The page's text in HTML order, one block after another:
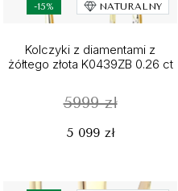
-15% NATURALNY
Kolczyki z diamentami z
żółtego złota K0439ZB 0.26 ct
5999 zł
5 099 zł